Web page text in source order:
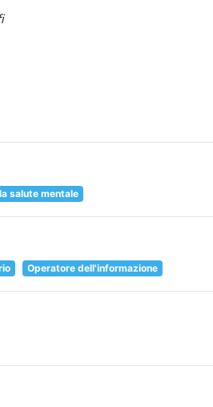
salute mentale
Operatore dell'informazione